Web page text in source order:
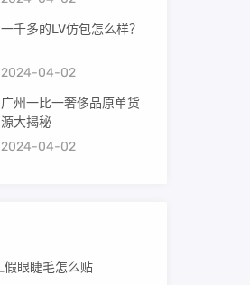
一千多的LV仿包怎么样？
2024-04-02
广州一比一奢侈品原单货
源大揭秘
2024-04-02